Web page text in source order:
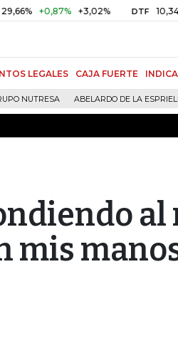
+0,87% +3,02% DTF 10,34%
LEGALES CAJA FUERTE
NUTRESA ABELARDO DE LA
al
mis